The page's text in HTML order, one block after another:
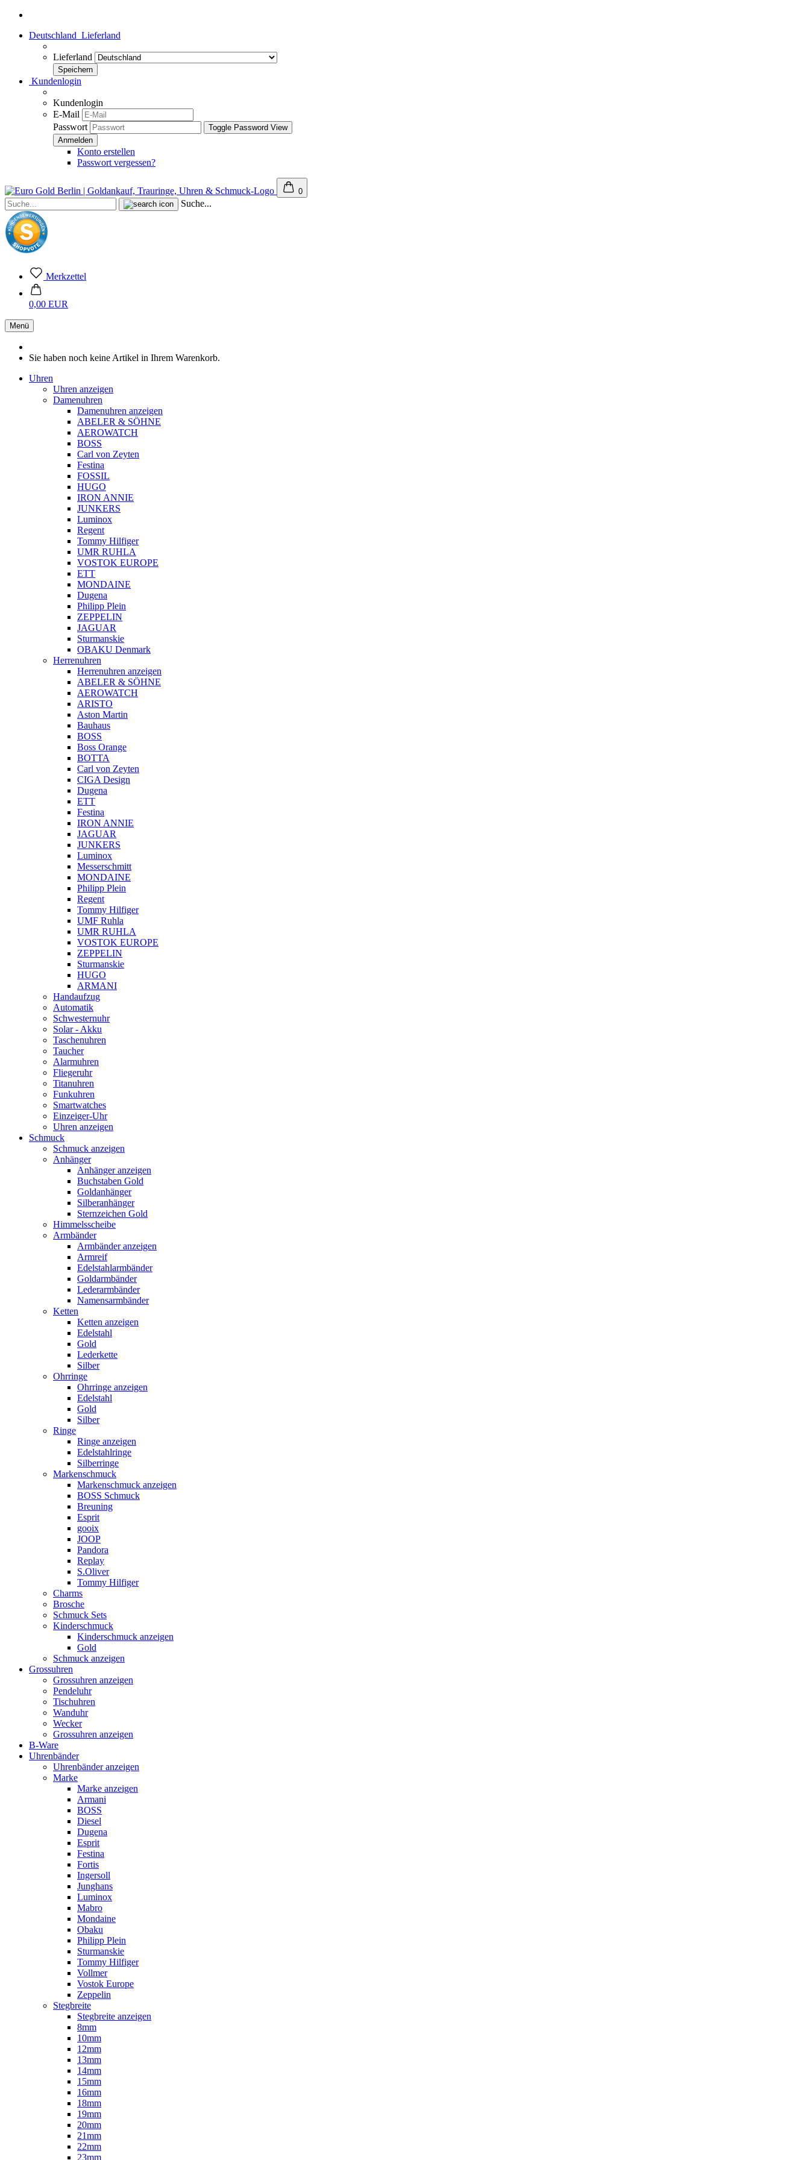
Deutschland Lieferland
Lieferland
Kundenlogin
Kundenlogin
E-Mail
Passwort
Toggle Password View
Konto erstellen
Passwort vergessen?
0
Suche...
Merkzettel
0,00 EUR
Menü
Sie haben noch keine Artikel in Ihrem Warenkorb.
Uhren
Uhren anzeigen
Damenuhren
Damenuhren anzeigen
ABELER & SÖHNE
AEROWATCH
BOSS
Carl von Zeyten
Festina
FOSSIL
HUGO
IRON ANNIE
JUNKERS
Luminox
Regent
Tommy Hilfiger
UMR RUHLA
VOSTOK EUROPE
ETT
MONDAINE
Dugena
Philipp Plein
ZEPPELIN
JAGUAR
Sturmanskie
OBAKU Denmark
Herrenuhren
Herrenuhren anzeigen
ABELER & SÖHNE
AEROWATCH
ARISTO
Aston Martin
Bauhaus
BOSS
Boss Orange
BOTTA
Carl von Zeyten
CIGA Design
Dugena
ETT
Festina
IRON ANNIE
JAGUAR
JUNKERS
Luminox
Messerschmitt
MONDAINE
Philipp Plein
Regent
Tommy Hilfiger
UMF Ruhla
UMR RUHLA
VOSTOK EUROPE
ZEPPELIN
Sturmanskie
HUGO
ARMANI
Handaufzug
Automatik
Schwesternuhr
Solar - Akku
Taschenuhren
Taucher
Alarmuhren
Fliegeruhr
Titanuhren
Funkuhren
Smartwatches
Einzeiger-Uhr
Uhren anzeigen
Schmuck
Schmuck anzeigen
Anhänger
Anhänger anzeigen
Buchstaben Gold
Goldanhänger
Silberanhänger
Sternzeichen Gold
Himmelsscheibe
Armbänder
Armbänder anzeigen
Armreif
Edelstahlarmbänder
Goldarmbänder
Lederarmbänder
Namensarmbänder
Ketten
Ketten anzeigen
Edelstahl
Gold
Lederkette
Silber
Ohrringe
Ohrringe anzeigen
Edelstahl
Gold
Silber
Ringe
Ringe anzeigen
Edelstahlringe
Silberringe
Markenschmuck
Markenschmuck anzeigen
BOSS Schmuck
Breuning
Esprit
gooix
JOOP
Pandora
Replay
S.Oliver
Tommy Hilfiger
Charms
Brosche
Schmuck Sets
Kinderschmuck
Kinderschmuck anzeigen
Gold
Schmuck anzeigen
Grossuhren
Grossuhren anzeigen
Pendeluhr
Tischuhren
Wanduhr
Wecker
Grossuhren anzeigen
B-Ware
Uhrenbänder
Uhrenbänder anzeigen
Marke
Marke anzeigen
Armani
BOSS
Diesel
Dugena
Esprit
Festina
Fortis
Ingersoll
Junghans
Luminox
Mabro
Mondaine
Obaku
Philipp Plein
Sturmanskie
Tommy Hilfiger
Vollmer
Vostok Europe
Zeppelin
Stegbreite
Stegbreite anzeigen
8mm
10mm
12mm
13mm
14mm
15mm
16mm
18mm
19mm
20mm
21mm
22mm
23mm